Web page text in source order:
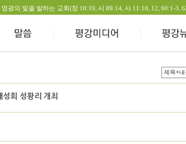
광의 빛을 발하는 교회(창 18:19, 시 89:14, 사 11:10, 12, 60:1-3,
회 성황리 개최